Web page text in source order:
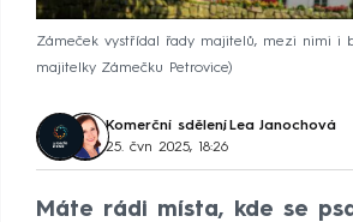
Zámeček vystřídal řady majitelů, mezi nimi i
majitelky Zámečku Petrovice
Komerční sdělení, Lea Janochová
25. čvn 2025, 18:26
Máte rádi místa, kde se